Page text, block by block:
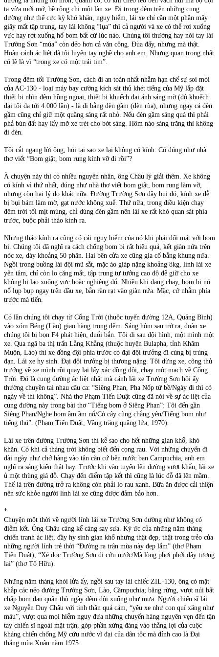
ta vừa mới mở, bề rộng chỉ một làn xe. Đi trong đêm trên những cung
đường như thế cực kỳ khó khăn, nguy hiểm, lái xe chỉ cần một phần mấy
giây mất tập trung, tay lái không “lụa” thì cả người và xe có thể rơi xuống
vực hay rớt xuống hố bom bất cứ lúc nào. Chúng tôi thường hay nói tay lái
Trường Sơn “múa” còn dẻo hơn cả văn công. Đùa đấy, nhưng mà thật.
Hoàn cảnh ác liệt đã tôi luyện tay nghề cho anh em. Nhưng quan trọng nhất
có lẽ là vì “trong xe có một trái tim”.
Trong đêm tối Trường Sơn, cách đi an toàn nhất nhằm hạn chế sự soi mói
của AC-130 - loại máy bay cường kích sát thủ khét tiếng của Mỹ lắp đặt
thiết bị nhìn đêm hồng ngoại, thiết bị khuếch đại ánh sáng mờ (độ khuếch
đại tối đa tới 4.000 lần) - là đi bằng đèn gầm (đèn rùa), nhưng ngay cả đèn
gầm cũng chỉ giữ một quầng sáng rất nhỏ. Nếu đèn gầm sáng quá thì phải
phả bùn đất hay lấy mỡ xe trét cho bớt sáng. Hôm nào sáng trăng thì không
đi đèn.
Tôi cắt ngang lời ông, hỏi tại sao xe lại không có kính. Có đúng như nhà
thơ viết “Bom giật, bom rung kính vỡ đi rồi”?
À chuyện này thì có nhiều nguyên nhân, ông Châu lý giải thêm. Xe không
có kính vì thứ nhất, đúng như nhà thơ viết bom giật, bom rung làm vỡ,
nhưng còn hai lý do khác nữa. Đường Trường Sơn đầy bụi đỏ, kính xe dễ
bị bụi bám làm mờ, gạt nước không xuể. Thứ nữa, trong điều kiện chạy
đêm trời tối mịt mùng, chỉ dùng đèn gầm nên lái xe rất khó quan sát phía
trước, buộc phải tháo kính ra.
Nhưng tháo kính ra cũng có cái nguy hiểm của nó khi phải đối mặt với bom
bi. Chúng tôi đã nghĩ ra cách chống bom bi rất hiệu quả, kết giàn nứa trên
nóc xe, dày khoảng 50 phân. Hai bên cửa xe cũng gia cố bằng khung nứa.
Ngồi trong buồng lái đội mũ sắt, mặc áo giáp nặng khoảng 8kg, lính lái xe
yên tâm, chỉ còn lo căng mắt, tập trung tư tưởng cao độ để giữ cho xe
không bị lao xuống vực hoặc nghiêng đổ. Nhiều khi đang chạy, bom bi nó
nổ lụp bụp ngay trên đầu xe, bắn ràn rạt vào giàn nứa. Mặc, cứ nhằm phía
trước mà tiến.
Có lần chúng tôi chạy từ Cổng Trời (thuộc tuyến đường 12A, Quảng Bình)
vào xóm Béng (Lào) giao hàng trong đêm. Sáng hôm sau trở ra, đoàn xe
chúng tôi bị bọn F4 phát hiện, đuổi bắn. Tôi đi sau đội hình, một mình một
xe. Qua ngã ba thị trấn Lằng Khằng (thuộc huyện Bulapha, tỉnh Khăm
Muộn, Lào) thì xe đồng đội phía trước có đại đội trưởng đi cùng bị trúng
đạn. Lái xe hy sinh. Đại đội trưởng bị thương nặng. Tôi dừng xe, cõng thủ
trưởng về xe mình rồi quay lại lấy xác đồng đội, chạy một mạch về Cổng
Trời. Đó là cung đường ác liệt nhất mà cánh lái xe Trường Sơn hồi ấy
thường chuyền tai nhau câu ca: “Siêng Phan, Pha Nốp tứ bề/Ngày đi thì có
ngày về thì không”. Nhà thơ Phạm Tiến Duật cũng đã nói về sự ác liệt của
cung đường này trong bài thơ “Tiếng bom ở Siêng Phan”: Tôi đến gần
Siêng Phan/Nghe bom ầm ầm nổ/Cỏ cây cũng chẳng yên/Tiếng bom như
tiếng thú”. (Phạm Tiến Duật, Vầng trăng quầng lửa, 1970).
Lái xe trên đường Trường Sơn thì kể sao cho hết những gian khổ, khó
khăn. Có khi cả tháng trời không biết đến cọng rau. Với những chuyến đi
dài ngày như chở hàng vào tận căn cứ bên nước bạn Campuchia, anh em
nghĩ ra sáng kiến thật hay. Trước khi vào tuyến lên đường vượt khẩu, lái xe
ủ một thùng giá đỗ. Chạy đến điểm tập kết thì cũng là lúc đỗ đã lên mầm.
Thế là trên đường trở ra không còn phải lo rau xanh. Bữa ăn được cải thiện
nên sức khỏe người lính lái xe cũng được đảm bảo hơn.
*
Chuyện một thời về người lính lái xe Trường Sơn dường như không có
điểm kết. Ông Châu càng kể càng say sưa. Ký ức của những năm tháng
chiến tranh ác liệt, đầy hy sinh gian khổ nhưng thật đẹp, thật trong trẻo của
những người lính trẻ thời “Đường ra trận mùa này đẹp lắm” (thơ Phạm
Tiến Duật), “Xẻ dọc Trường Sơn đi cứu nước/Mà lòng phơi phới dậy tương
lai” (thơ Tố Hữu).
Những năm tháng khói lửa ấy, ngồi sau tay lái chiếc ZIL-130, ông có mặt
khắp các nẻo đường Trường Sơn, Lào, Cămpuchia; băng rừng, vượt núi bất
chấp bom đạn quân thù ngày đêm dội xuống như mưa. Người chiến sĩ lái
xe Nguyễn Duy Châu với tinh thần quả cảm, “yêu xe như con quí xăng như
máu”, vượt qua mọi hiểm nguy đưa những chuyến hàng nguyên vẹn đến tận
tay chiến sĩ ngoài mặt trận, góp phần xứng đáng vào thắng lợi của cuộc
kháng chiến chống Mỹ cứu nước vĩ đại của dân tộc mà đỉnh cao là Đại
thắng mùa Xuân năm 1975.